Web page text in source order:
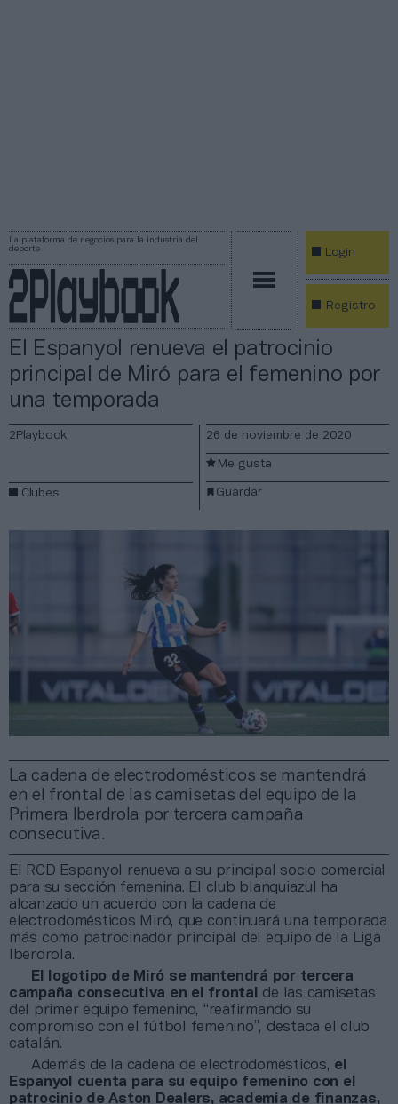
La plataforma de negocios para la industria del
deporte
Login
Registro
El Espanyol renueva el patrocinio
principal de Miró para el femenino por
una temporada
La cadena de electrodomésticos se mantendrá
en el frontal de las camisetas del equipo de la
Primera Iberdrola por tercera campaña
consecutiva.
2Playbook
Clubes
26 de noviembre de 2020
Guardar
Me gusta
El RCD Espanyol renueva a su principal socio comercial
para su sección femenina. El club blanquiazul ha
alcanzado un acuerdo con la cadena de
electrodomésticos Miró, que continuará una temporada
más como patrocinador principal del equipo de la Liga
Iberdrola.
El logotipo de Miró se mantendrá por tercera
campaña consecutiva en el frontal
de las camisetas
del primer equipo femenino, “reafirmando su
compromiso con el fútbol femenino”, destaca el club
catalán.
Además de la cadena de electrodomésticos, el
Espanyol cuenta para su equipo femenino con el
patrocinio de Aston Dealers, academia de finanzas,